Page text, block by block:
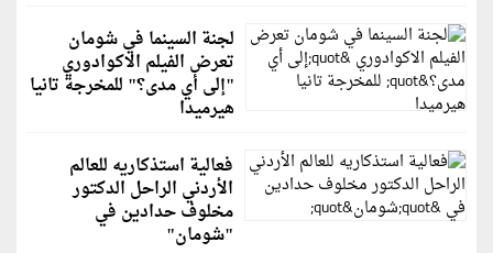
لجنة السينما في شومان
تعرض الفيلم الاكوادوري
"إلى أي مدى؟" للمخرجة تانيا
هيرميدا
فعالية استذكاريه للعالم
الأردني الراحل الدكتور
مخلوف حدادين في
"شومان"